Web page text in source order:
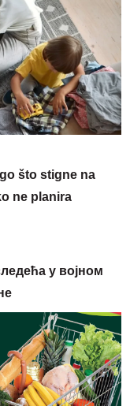
što stigne na
ne planira
у војном